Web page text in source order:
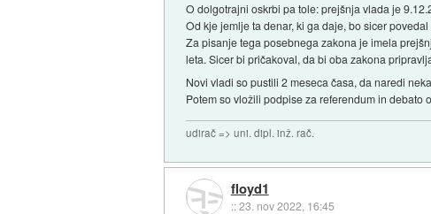
O dolgotrajni oskrbi pa tole: prejšnja vlada je
Od kje jemlje ta denar, ki ga daje, bo sicer
Za pisanje tega posebnega zakona je imela
leta. Sicer bi pričakoval, da bi oba zakona
Novi vladi so pustili 2 meseca časa, da naredi
Potem so vložili podpise za referendum in
udirač => uni. dipl. inž. rač.
floyd1
::23. nov 2022, 16:45